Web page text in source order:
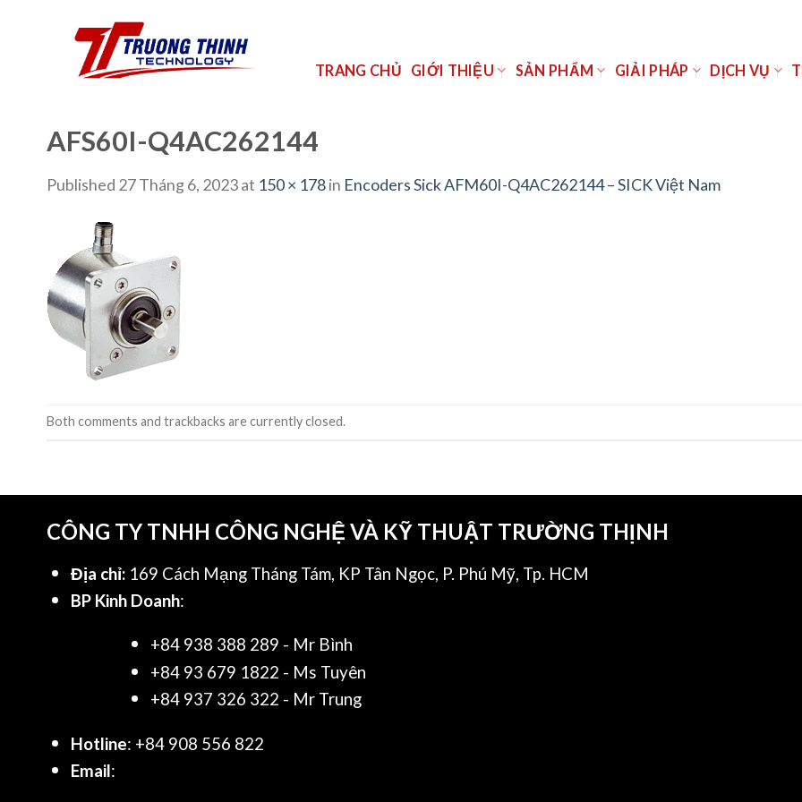
TRANG CHỦ GIỚI THIỆU SẢN PHẨM GIẢI PHÁP DỊCH VỤ
AFS60I-Q4AC262144
Published 27 Tháng 6, 2023at 150 × 178in Encoders Sick AFM60I-Q4AC262144 – SICK Việt Nam
Both comments and trackbacks are currently closed.
CÔNG TY TNHH CÔNG NGHỆ VÀ KỸ THUẬT TRƯỜNG THỊNH
Địa chỉ: 169 Cách Mạng Tháng Tám, KP Tân Ngọc, P. Phú Mỹ, Tp. HCM
BP Kinh Doanh:
+84 938 388 289 - Mr Bình
+84 93 679 1822 - Ms Tuyên
+84 937 326 322 - Mr Trung
Hotline: +84 908 556 822
Email: